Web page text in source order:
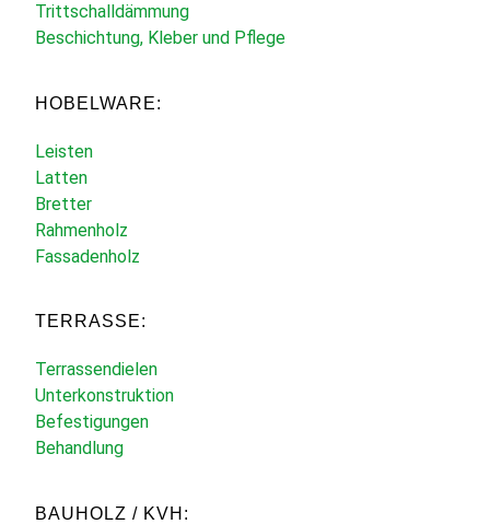
Trittschalldämmung
Beschichtung, Kleber und Pflege
HOBELWARE:
Leisten
Latten
Bretter
Rahmenholz
Fassadenholz
TERRASSE:
Terrassendielen
Unterkonstruktion
Befestigungen
Behandlung
BAUHOLZ / KVH: